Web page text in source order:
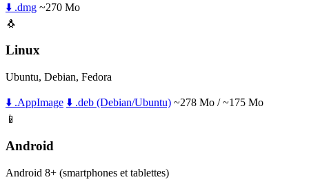
⬇️ .dmg ~270 Mo
🐧
Linux
Ubuntu, Debian, Fedora
⬇️ .AppImage ⬇️ .deb (Debian/Ubuntu) ~278 Mo / ~175 Mo
📱
Android
Android 8+ (smartphones et tablettes)